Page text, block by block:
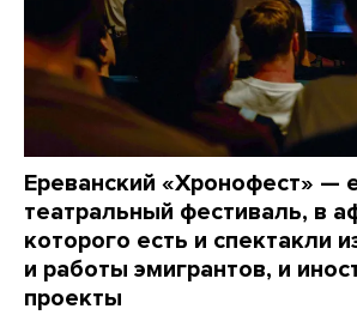
Ереванский «Хронофест» —
театральный фестиваль, в
которого есть и спектакли
и работы эмигрантов, и
проекты